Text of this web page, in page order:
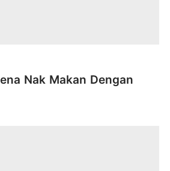
Nak Makan Dengan